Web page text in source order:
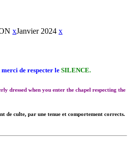
xJanvier 2024 x
de respecter le SILENCE.
dressed when you enter the chapel respecting the
de culte, par une tenue et comportement corrects.